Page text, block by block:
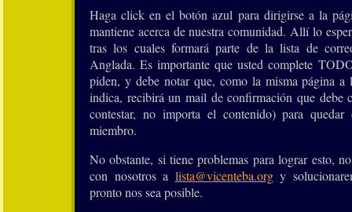
Haga click en el botón azul para dirigirse a la
mantiene acerca de nuestra comunidad. Allí lo
tras los cuales formará parte de la lista de
Anglada. Es importante que usted complete
piden, y debe notar que, como la misma página
indica, recibirá un mail de confirmación que debe
contestar, no importa el contenido) para quedar
miembro.
No obstante, si tiene problemas para lograr esto,
con nosotros a lista@vicenteba.orgy
pronto nos sea posible.